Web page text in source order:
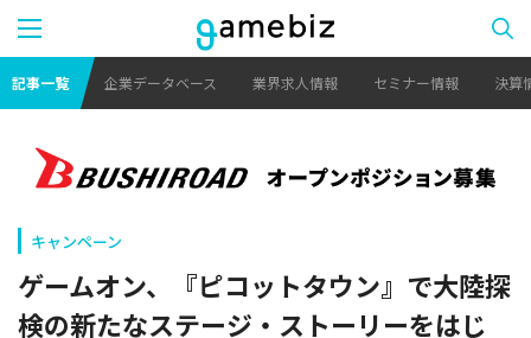
記事一覧 企業データベース 業界求人情報 セミナー情報 決算
キャンペーン
ゲームオン、『ピコットタウン』で大陸探
検の新たなステージ・ストーリーをはじ